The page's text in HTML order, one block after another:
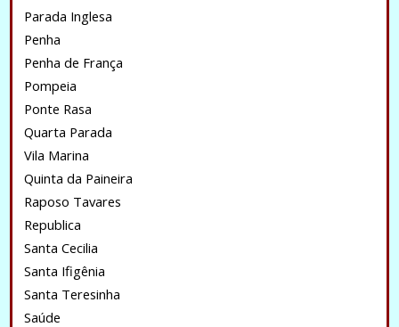
Parada Inglesa
Penha
Penha de França
Pompeia
Ponte Rasa
Quarta Parada
Vila Marina
Quinta da Paineira
Raposo Tavares
Republica
Santa Cecilia
Santa Ifigênia
Santa Teresinha
Saúde